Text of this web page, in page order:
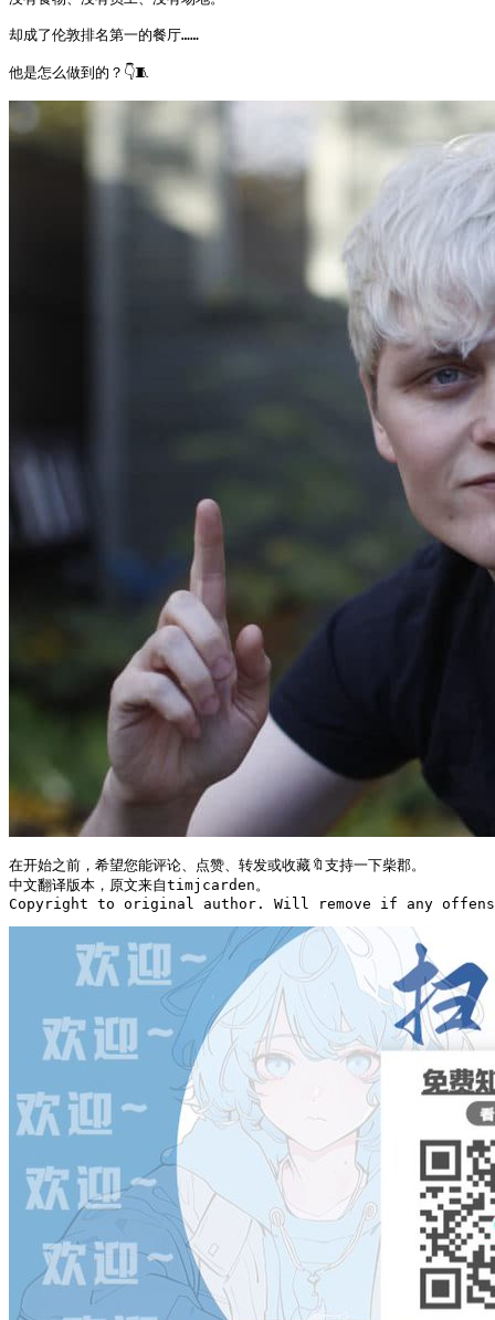
却成了伦敦排名第一的餐厅……
他是怎么做到的？👇🧵
在开始之前，希望您能评论、点赞、转发或收藏🔖支持一下柴郡。
中文翻译版本，原文来自timjcarden。
Copyright to original author. Will remove if any